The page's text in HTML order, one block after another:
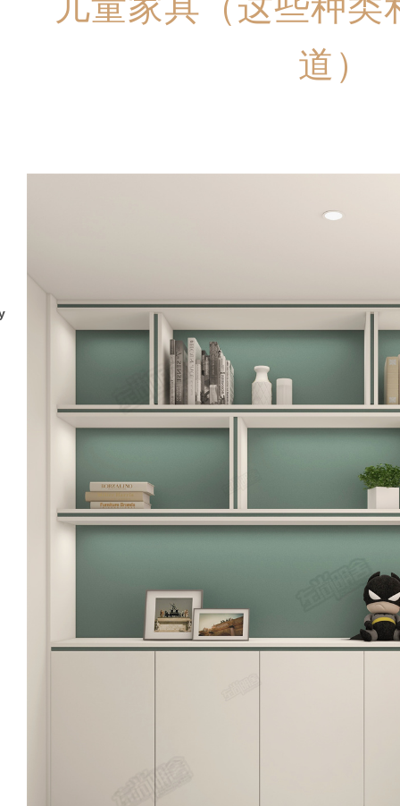
道）